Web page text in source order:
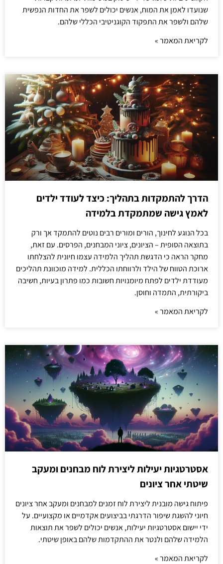
שנועדו לאמן את המוח, אנשים יכולים לשפר את החדות הנפשית
שלהם ולשפר את התפקוד הקוגניטיבי הכללי שלהם.
לקריאת המאמר »
הדרך להתמקדות בתהליך: כיצד לעודד ילדים
לאמץ גישה שמתמקדת בלמידה
בכל הנוגע לחינוך, הורים ומורים רבים נוטים להתמקד אך ורק
בתוצאה הסופית – הציונים, ציוני המבחנים, הפרסים. עם זאת,
מחקר הראה כי הדגשת תהליך הלמידה עצמו חיונית להצלחתו
ארוכת הטווח של הילד ולרווחתו הכללית. למידה מוכוונת תהליכים
מעודדת ילדים לפתח מיומנויות חשובות כמו פתרון בעיות, חשיבה
ביקורתית, התמדה וחוסן.
לקריאת המאמר »
אסטרטגיות יעילות ליצירת לוח מבחנים ומעקב
שיטתי אחר ציונים
פיתוח גישה מובנית ליצירת לוח זמנים למבחנים ומעקב אחר ציונים
חיוני להשגת שיפור הדרגתי בביצועים אקדמיים או מקצועיים. על
ידי יישום אסטרטגיות יעילות, אנשים יכולים לשפר את תוצאות
הלמידה שלהם ולנטר את ההתקדמות שלהם באופן שיטתי.
לקריאת המאמר »